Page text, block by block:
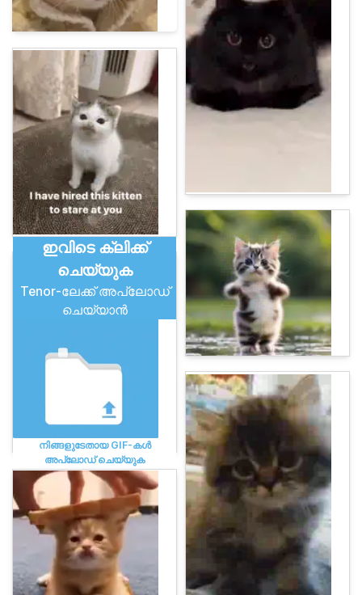
ഇവിടെ ക്ലിക്ക്
ചെയ്യുക
Tenor-ലേക്ക് അപ്‌ലോഡ്
ചെയ്യാൻ
നിങ്ങളുടേതായ GIF-കൾ
അപ്‌ലോഡ് ചെയ്യുക